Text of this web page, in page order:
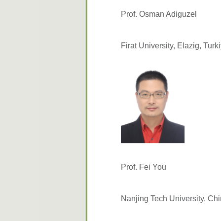
Prof. Osman Adiguzel
Firat University, Elazig,
Prof. Fei You
Nanjing Tech University,